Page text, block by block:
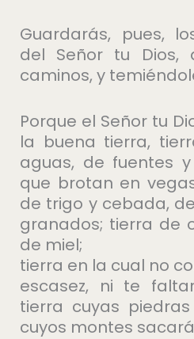
Guardarás, pues,
del Señor tu Dios,
caminos, y
Porque el Señor tu
la buena tierra,
aguas, de fuentes
que brotan en
de trigo y cebada,
granados; tierra de
de miel;
tierra en la cual no
escasez, ni te
tierra cuyas
cuyos montes